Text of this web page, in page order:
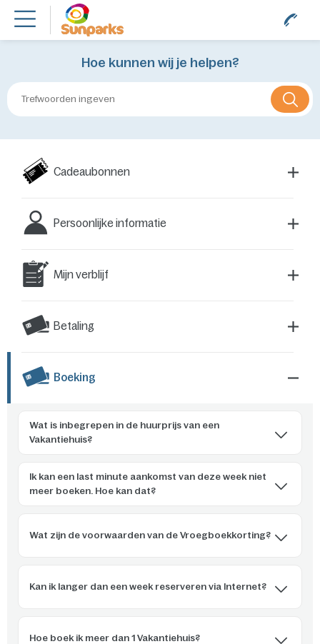
Hoe kunnen wij je helpen?
Cadeaubonnen
Persoonlijke informatie
Mijn verblijf
Betaling
Boeking
Wat is inbegrepen in de huurprijs van een
Vakantiehuis?
Ik kan een last minute aankomst van deze week niet
meer boeken. Hoe kan dat?
Wat zijn de voorwaarden van de Vroegboekkorting?
Kan ik langer dan een week reserveren via Internet?
Hoe boek ik meer dan 1 Vakantiehuis?